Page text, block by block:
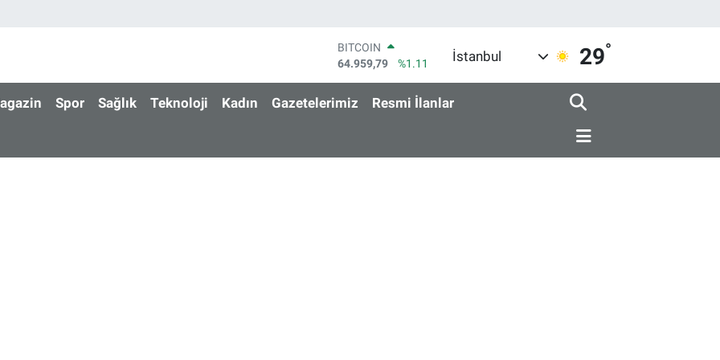
BITCOIN
64.959,79
%1.11
47,7436
%0.18
EURO
64,4811
%0.38
İstanbul 29°
Spor Sağlık Teknoloji Kadın Gazetelerimiz Resmi İlanlar